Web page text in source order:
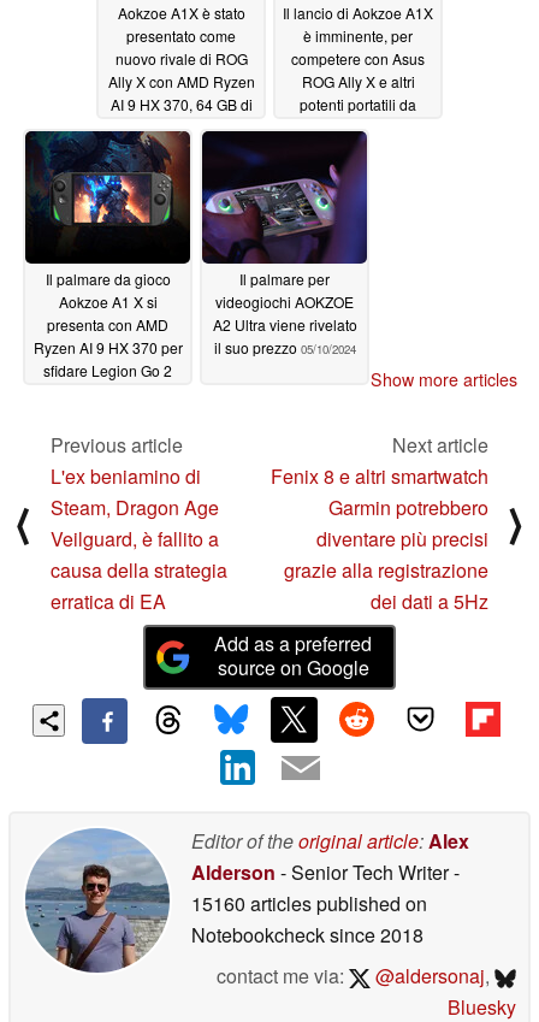
Aokzoe A1X è stato
presentato come
nuovo rivale di ROG
Ally X con AMD Ryzen
AI 9 HX 370, 64 GB di
RAM e sconti di lancio
anticipati per un breve
periodo
Il lancio di Aokzoe A1X
è imminente, per
competere con Asus
ROG Ally X e altri
potenti portatili da
gioco04/04/2025
Il palmare da gioco
Aokzoe A1 X si
presenta con AMD
Ryzen AI 9 HX 370 per
sfidare Legion Go 2
Il palmare per
videogiochi AOKZOE
A2 Ultra viene rivelato
il suo prezzo 05/10/2024
Show more articles
⟨
Previous article
L'ex beniamino di
Steam, Dragon Age
Veilguard, è fallito a
causa della strategia
erratica di EA
Next article
Fenix 8 e altri smartwatch
Garmin potrebbero
diventare più precisi
grazie alla registrazione
dei dati a 5Hz
⟩
Add as a preferred
source on Google
Editor of theoriginal article:Alex
Alderson - Senior Tech Writer-
15160 articles published on
Notebookchecksince 2018
contact me via:
@aldersonaj,
Bluesky